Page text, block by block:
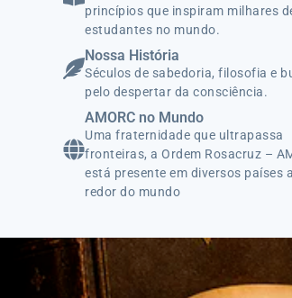
princípios que inspiram milhares
estudantes no mundo.
Nossa História
Séculos de sabedoria, filosofia e
pelo despertar da consciência.
AMORC no Mundo
Uma fraternidade que ultrapassa
fronteiras, a Ordem Rosacruz –
está presente em diversos países
redor do mundo